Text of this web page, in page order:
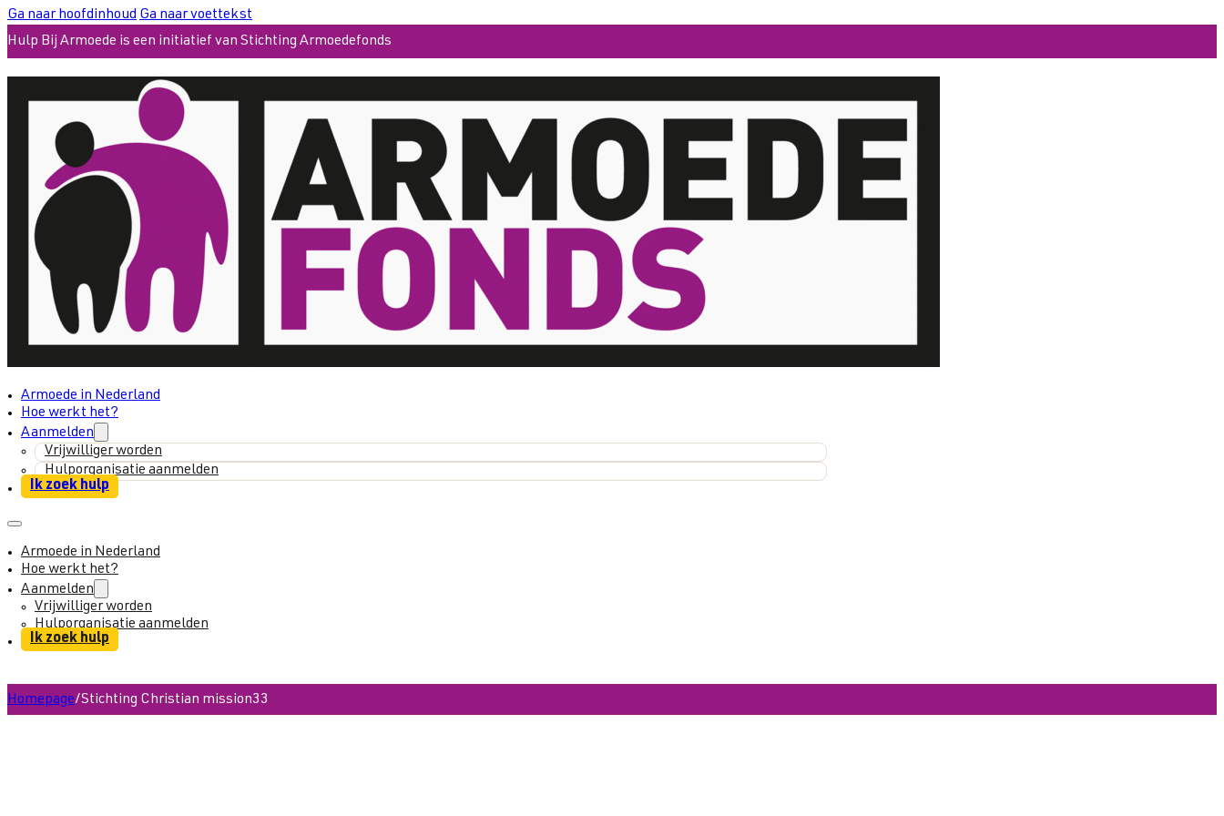
Ga naar hoofdinhoud Ga naar voettekst
Hulp Bij Armoede is een initiatief van Stichting Armoedefonds
Armoede in Nederland
Hoe werkt het?
Aanmelden
Vrijwilliger worden
Hulporganisatie aanmelden
Ik zoek hulp
Armoede in Nederland
Hoe werkt het?
Aanmelden
Vrijwilliger worden
Hulporganisatie aanmelden
Ik zoek hulp
Homepage/Stichting Christian mission33